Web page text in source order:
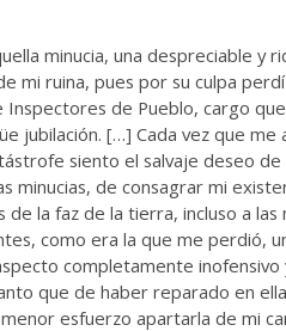
minucia, una despreciable y
mi ruina, pues por su culpa
Inspectores de Pueblo, cargo
jubilación. […] Cada vez que me
siento el salvaje deseo
minucias, de consagrar mi
de la faz de la tierra, incluso a las
como era la que me perdió,
completamente inofensivo
que de haber reparado en
esfuerzo apartarla de mi